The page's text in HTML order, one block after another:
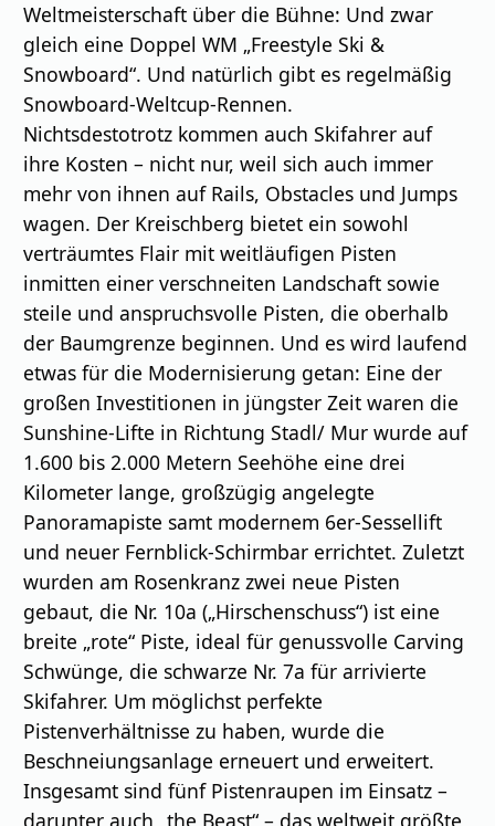
Weltmeisterschaft über die Bühne: Und zwar
gleich eine Doppel WM „Freestyle Ski &
Snowboard“. Und natürlich gibt es regelmäßig
Snowboard-Weltcup-Rennen.
Nichtsdestotrotz kommen auch Skifahrer auf
ihre Kosten – nicht nur, weil sich auch immer
mehr von ihnen auf Rails, Obstacles und Jumps
wagen. Der Kreischberg bietet ein sowohl
verträumtes Flair mit weitläufigen Pisten
inmitten einer verschneiten Landschaft sowie
steile und anspruchsvolle Pisten, die oberhalb
der Baumgrenze beginnen. Und es wird laufend
etwas für die Modernisierung getan: Eine der
großen Investitionen in jüngster Zeit waren die
Sunshine-Lifte in Richtung Stadl/ Mur wurde auf
1.600 bis 2.000 Metern Seehöhe eine drei
Kilometer lange, großzügig angelegte
Panoramapiste samt modernem 6er-Sessellift
und neuer Fernblick-Schirmbar errichtet. Zuletzt
wurden am Rosenkranz zwei neue Pisten
gebaut, die Nr. 10a („Hirschenschuss“) ist eine
breite „rote“ Piste, ideal für genussvolle Carving
Schwünge, die schwarze Nr. 7a für arrivierte
Skifahrer. Um möglichst perfekte
Pistenverhältnisse zu haben, wurde die
Beschneiungsanlage erneuert und erweitert.
Insgesamt sind fünf Pistenraupen im Einsatz –
darunter auch „the Beast“ – das weltweit größte